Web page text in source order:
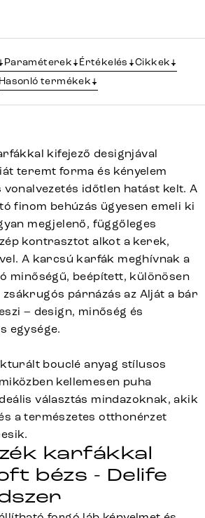
Paraméterek Értékelés
Cikkek
Hasonló termékek
kifejező designjával
teremt forma és kényelem
vonalvezetés időtlen hatást kelt. A
finom behúzás ügyesen emeli ki
megjelenő, függőleges
kontrasztot alkot a kerek,
A karcsú karfák meghívnak a
minőségű, beépített, különösen
zsákrugós párnázás az Alját a bár
– design, minőség és
egysége.
bouclé anyag stílusos
kellemesen puha
választás mindazoknak, akik
a természetes otthonérzet
karfákkal
bézs - Delife